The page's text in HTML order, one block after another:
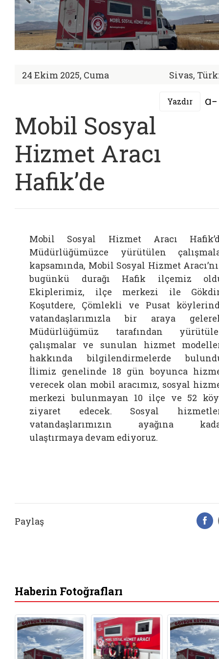
24 Ekim 2025, Cuma Sivas,
Yazdır
Mobil Sosyal
Hizmet Aracı
Hafik’de
Mobil Sosyal Hizmet Aracı
Müdürlüğümüzce yürütülen
kapsamında, Mobil Sosyal Hizmet
bugünkü durağı Hafik ilçemiz
Ekiplerimiz, ilçe merkezi ile
Koşutdere, Çömlekli ve Pusat
vatandaşlarımızla bir araya
Müdürlüğümüz tarafından
çalışmalar ve sunulan hizmet
hakkında bilgilendirmelerde
İlimiz genelinde 18 gün boyunca
verecek olan mobil aracımız, sosyal
merkezi bulunmayan 10 ilçe ve 52
ziyaret edecek. Sosyal
vatandaşlarımızın ayağına
ulaştırmaya devam ediyoruz.
Paylaş
Haberin Fotoğrafları